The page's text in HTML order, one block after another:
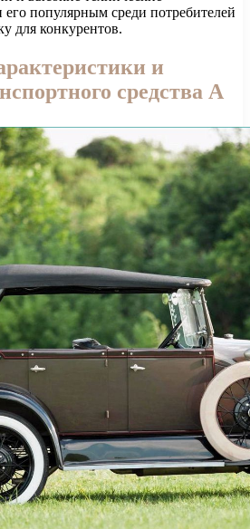
его популярным среди потребителей
для конкурентов.
и
средства А